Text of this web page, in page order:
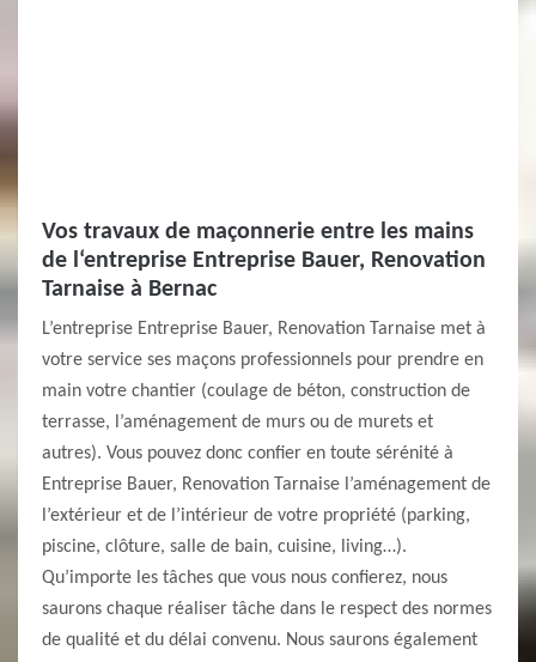
Vos travaux de maçonnerie entre les mains
de l‘entreprise Entreprise Bauer, Renovation
Tarnaise à Bernac
L’entreprise Entreprise Bauer, Renovation Tarnaise met à
votre service ses maçons professionnels pour prendre en
main votre chantier (coulage de béton, construction de
terrasse, l’aménagement de murs ou de murets et
autres). Vous pouvez donc confier en toute sérénité à
Entreprise Bauer, Renovation Tarnaise l’aménagement de
l’extérieur et de l’intérieur de votre propriété (parking,
piscine, clôture, salle de bain, cuisine, living…).
Qu’importe les tâches que vous nous confierez, nous
saurons chaque réaliser tâche dans le respect des normes
de qualité et du délai convenu. Nous saurons également